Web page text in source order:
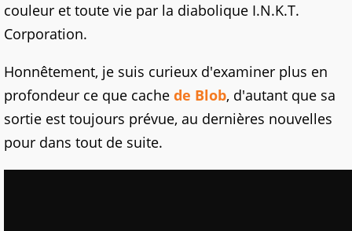
couleur et toute vie par la diabolique I.N.K.T.
Corporation.
Honnêtement, je suis curieux d'examiner plus en
profondeur ce que cache de Blob, d'autant que sa
sortie est toujours prévue, au dernières nouvelles
pour dans tout de suite.